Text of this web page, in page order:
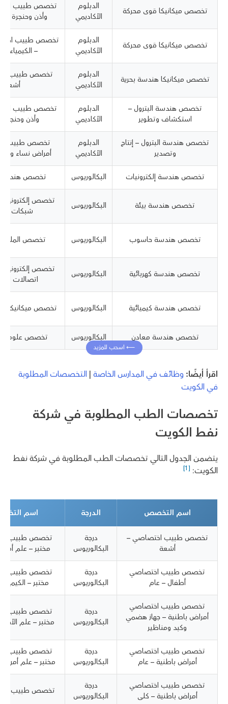
تخصص ميكانيكا قوى محركة
الدبلوم
الأكاديمي
تخصص طبيب
وأذن وحنجرة
تخصص ميكانيكا قوى محركة
الدبلوم
الأكاديمي
تخصص طبيب
– الكيمياء
تخصص ميكانيكا هندسة بحرية
الدبلوم
الأكاديمي
تخصص طبيب
أشعة
تخصص هندسة البترول –
استكشاف وتطوير
الدبلوم
الأكاديمي
تخصص طبيب
وأذن وحنجرة
تخصص هندسة البترول – إنتاج
وتصدير
الدبلوم
الأكاديمي
تخصص طبيب
أمراض نساء
تخصص هندسة إلكترونيات البكالوريوس تخصص هندسة
تخصص هندسة بيئة البكالوريوس
تخصص
شبكات
تخصص هندسة حاسوب البكالوريوس تخصص الملاحة
تخصص هندسة كهربائية البكالوريوس
تخصص
اتصالات
تخصص هندسة كيميائية البكالوريوس تخصص ميكانيكا
تخصص هندسة معادن البكالوريوس تخصص علوم
اقرأ أيضًا: وظائف في المدارس الخاصة | التخصصات المطلوبة
في الكويت
تخصصات الطب المطلوبة في شركة
نفط الكويت
يتضمن الجدول التالي تخصصات الطب المطلوبة في شركة نفط
الكويت: [1]
اسم التخصص الدرجة اسم
تخصص طبيب اختصاصي –
أشعة
درجة
البكالوريوس
تخصص طبيب
مختبر – علم
تخصص طبيب اختصاصي
أطفال – عام
درجة
البكالوريوس
تخصص طبيب
مختبر – الكيمياء
تخصص طبيب اختصاصي
أمراض باطنية – جهاز هضمي
وكبد ومناظير
درجة
البكالوريوس
تخصص طبيب
مختبر – علم
تخصص طبيب اختصاصي
أمراض باطنية – عام
درجة
البكالوريوس
تخصص طبيب
مختبر – علم
تخصص طبيب اختصاصي
أمراض باطنية – كلى
درجة
البكالوريوس
تخصص طبيب